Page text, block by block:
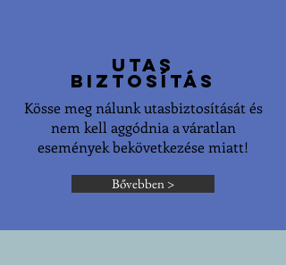
utas
biztosítás
Kösse meg nálunk utasbiztosítását és
nem kell aggódnia a váratlan
események bekövetkezése miatt!
Bővebben >